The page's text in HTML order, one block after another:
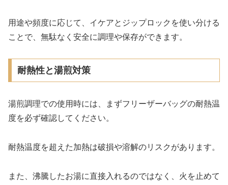
用途や頻度に応じて、イケアとジップロックを使い分ける
ことで、無駄なく安全に調理や保存ができます。
耐熱性と湯煎対策
湯煎調理での使用時には、まずフリーザーバッグの耐熱温
度を必ず確認してください。
耐熱温度を超えた加熱は破損や溶解のリスクがあります。
また、沸騰したお湯に直接入れるのではなく、火を止めて